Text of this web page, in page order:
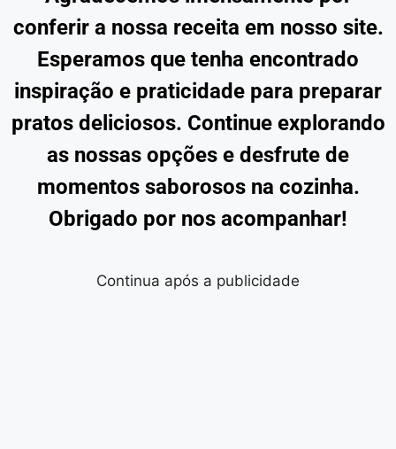
conferir a nossa receita em nosso site.
Esperamos que tenha encontrado
inspiração e praticidade para preparar
pratos deliciosos. Continue explorando
as nossas opções e desfrute de
momentos saborosos na cozinha.
Obrigado por nos acompanhar!
Continua após a publicidade